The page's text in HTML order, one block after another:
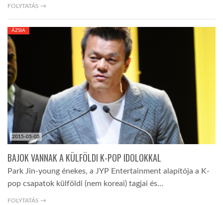
GLOBOTV BP
HÍR3D
TROPICALMAGAZIN
GLOBOTV
AFRIKA TUDÁSTÁR
A NAP SZÉPE
FOLYTATÁS →
2015-05-05
ÁZSIA
BAJOK VANNAK A KÜLFÖLDI K-POP IDOLOKKAL
Park Jin-young énekes, a JYP Entertainment alapítója a K-
pop csapatok külföldi (nem koreai) tagjai és…
FOLYTATÁS →